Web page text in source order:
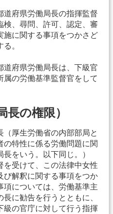
府県労働局長の指揮監督
検、尋問、許可、認定、審
施に関する事項をつかさど
。
府県労働局長は、下級官
属の労働基準監督官をして
長の権限）
厚生労働省の内部部局と
の特性に係る労働問題に関
をいう。以下同じ。）
を受けて、この法律中女性
び解釈に関する事項をつか
項については、労働基準主
に勧告を行うとともに、
級の官庁に対して行う指揮